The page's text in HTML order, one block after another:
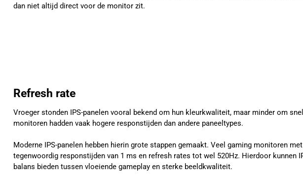
dan niet altijd direct voor de monitor zit.
Refresh rate
Vroeger stonden IPS-panelen vooral bekend om hun kleurkwaliteit, maar minder om
monitoren hadden vaak hogere responstijden dan andere paneeltypes.
Moderne IPS-panelen hebben hierin grote stappen gemaakt. Veel gaming monitoren
tegenwoordig responstijden van 1 ms en refresh rates tot wel 520Hz. Hierdoor kunnen
balans bieden tussen vloeiende gameplay en sterke beeldkwaliteit.